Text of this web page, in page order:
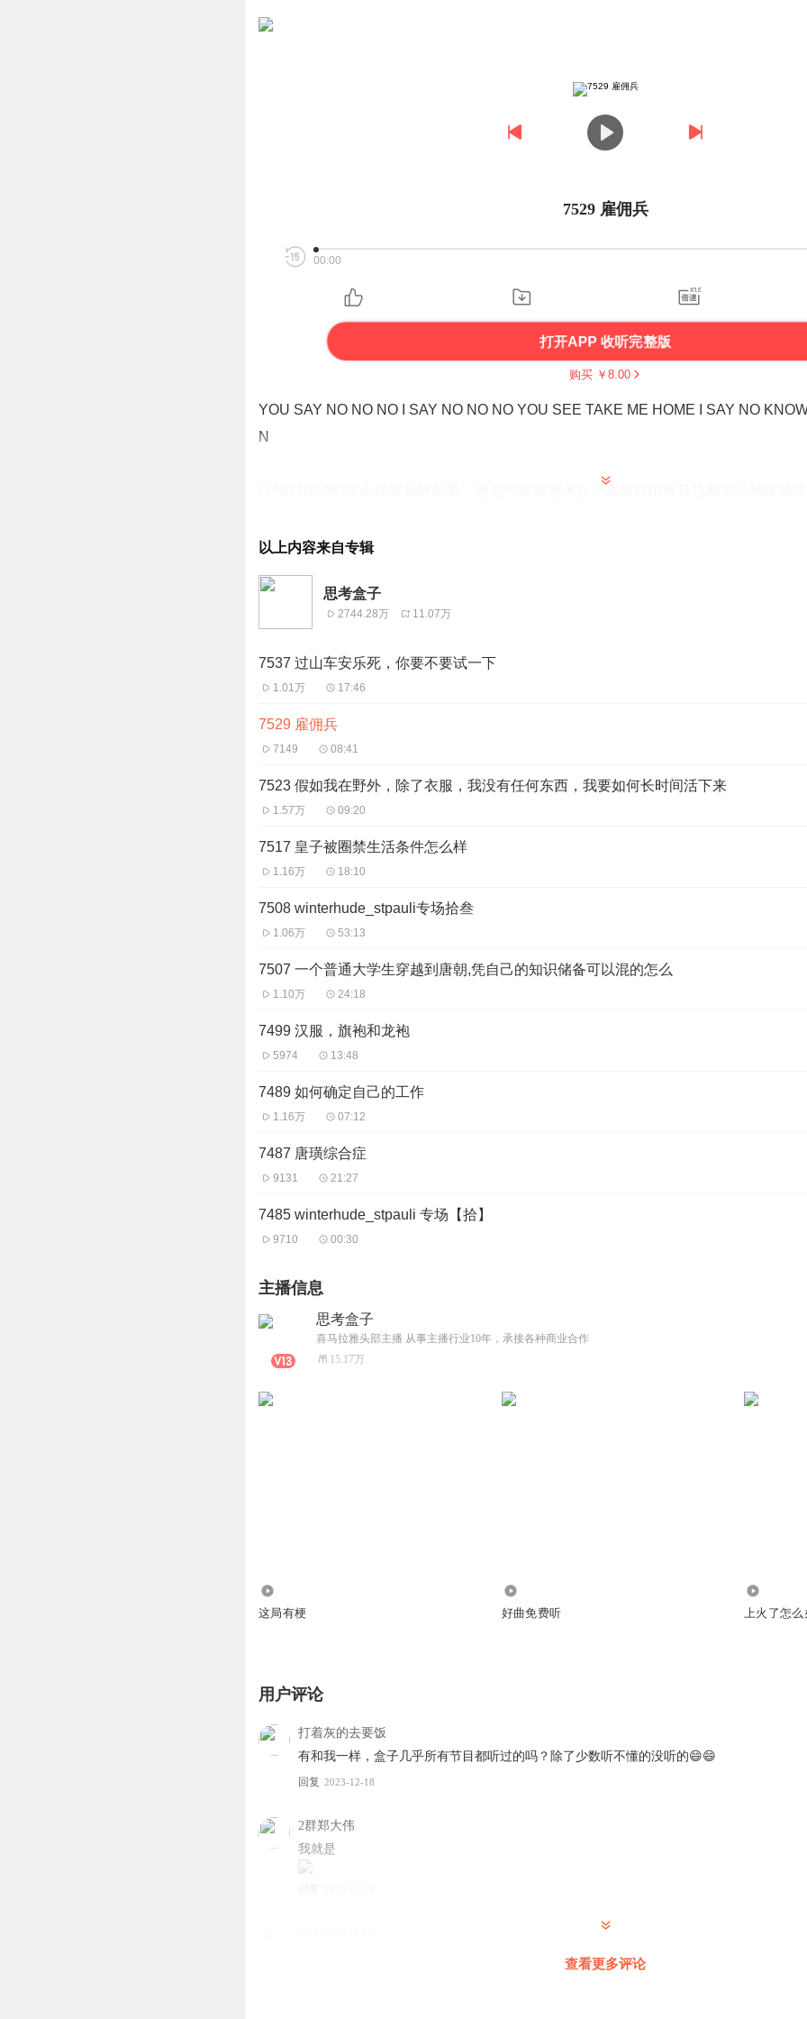
7529 雇佣兵
00:00
打开APP 收听完整版
购买 ￥ 8.00
YOU SAY NO NO NO I SAY NO NO NO YOU SEE TAKE ME HOME I SAY NO
N
有很多职业都号称是第二古老，比如说医生，比如说小偷，还有这个雇佣边儿啊。但
议不大啊，这就是妓女啊，谁也不敢跟他争。那么只要有战争出现，就有可能会有雇
金钱作为唯一的目的，其他的都放一边儿，叫收人钱财，替人消灾。就是这么简单的
都存在，就包括现在啊，现在这不也打仗的嘛，是吧？现在就打仗，很多地方他还是
我隔三差五啊也就会站在微信群当中。呃，看。
以上内容来自专辑
思考盒子
2744.28万 11.07万
7537 过山车安乐死，你要不要试一下
1.01万 17:46
7529 雇佣兵
7149 08:41
7523 假如我在野外，除了衣服，我没有任何东西，我要如何长时间活下来
1.57万 09:20
7517 皇子被圈禁生活条件怎么样
1.16万 18:10
7508 winterhude_stpauli专场拾叁
1.06万 53:13
7507 一个普通大学生穿越到唐朝,凭自己的知识储备可以混的怎么
1.10万 24:18
7499 汉服，旗袍和龙袍
5974 13:48
7489 如何确定自己的工作
1.16万 07:12
7487 唐璜综合症
9131 21:27
7485 winterhude_stpauli 专场【拾】
9710 00:30
主播信息
思考盒子
喜马拉雅头部主播 从事主播行业10年，承接各种商业合作
15.17万
这局有梗 好曲免费听 上火了怎么
用户评论
打着灰的去要饭
有和我一样，盒子几乎所有节目都听过的吗？除了少数听不懂的没听的😄😄
回复 2023-12-18
2群郑大伟
我就是
查看更多评论